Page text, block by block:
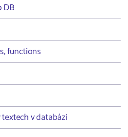
DB
functions
v databázi